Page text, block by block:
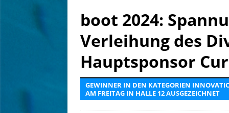
[ 6. August 2026 ] Kein
AUSRÜSTUNG
boot 2024:
Verleihung des
Hauptsponsor
GEWINNER IN DEN KATEGORIEN
AM FREITAG IN HALLE 12 AUSGEZEICHNET